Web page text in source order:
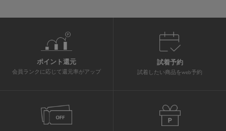
ポイント還元
会員ランクに応じて還元率がアップ
試着予約
試着したい商品をweb予約